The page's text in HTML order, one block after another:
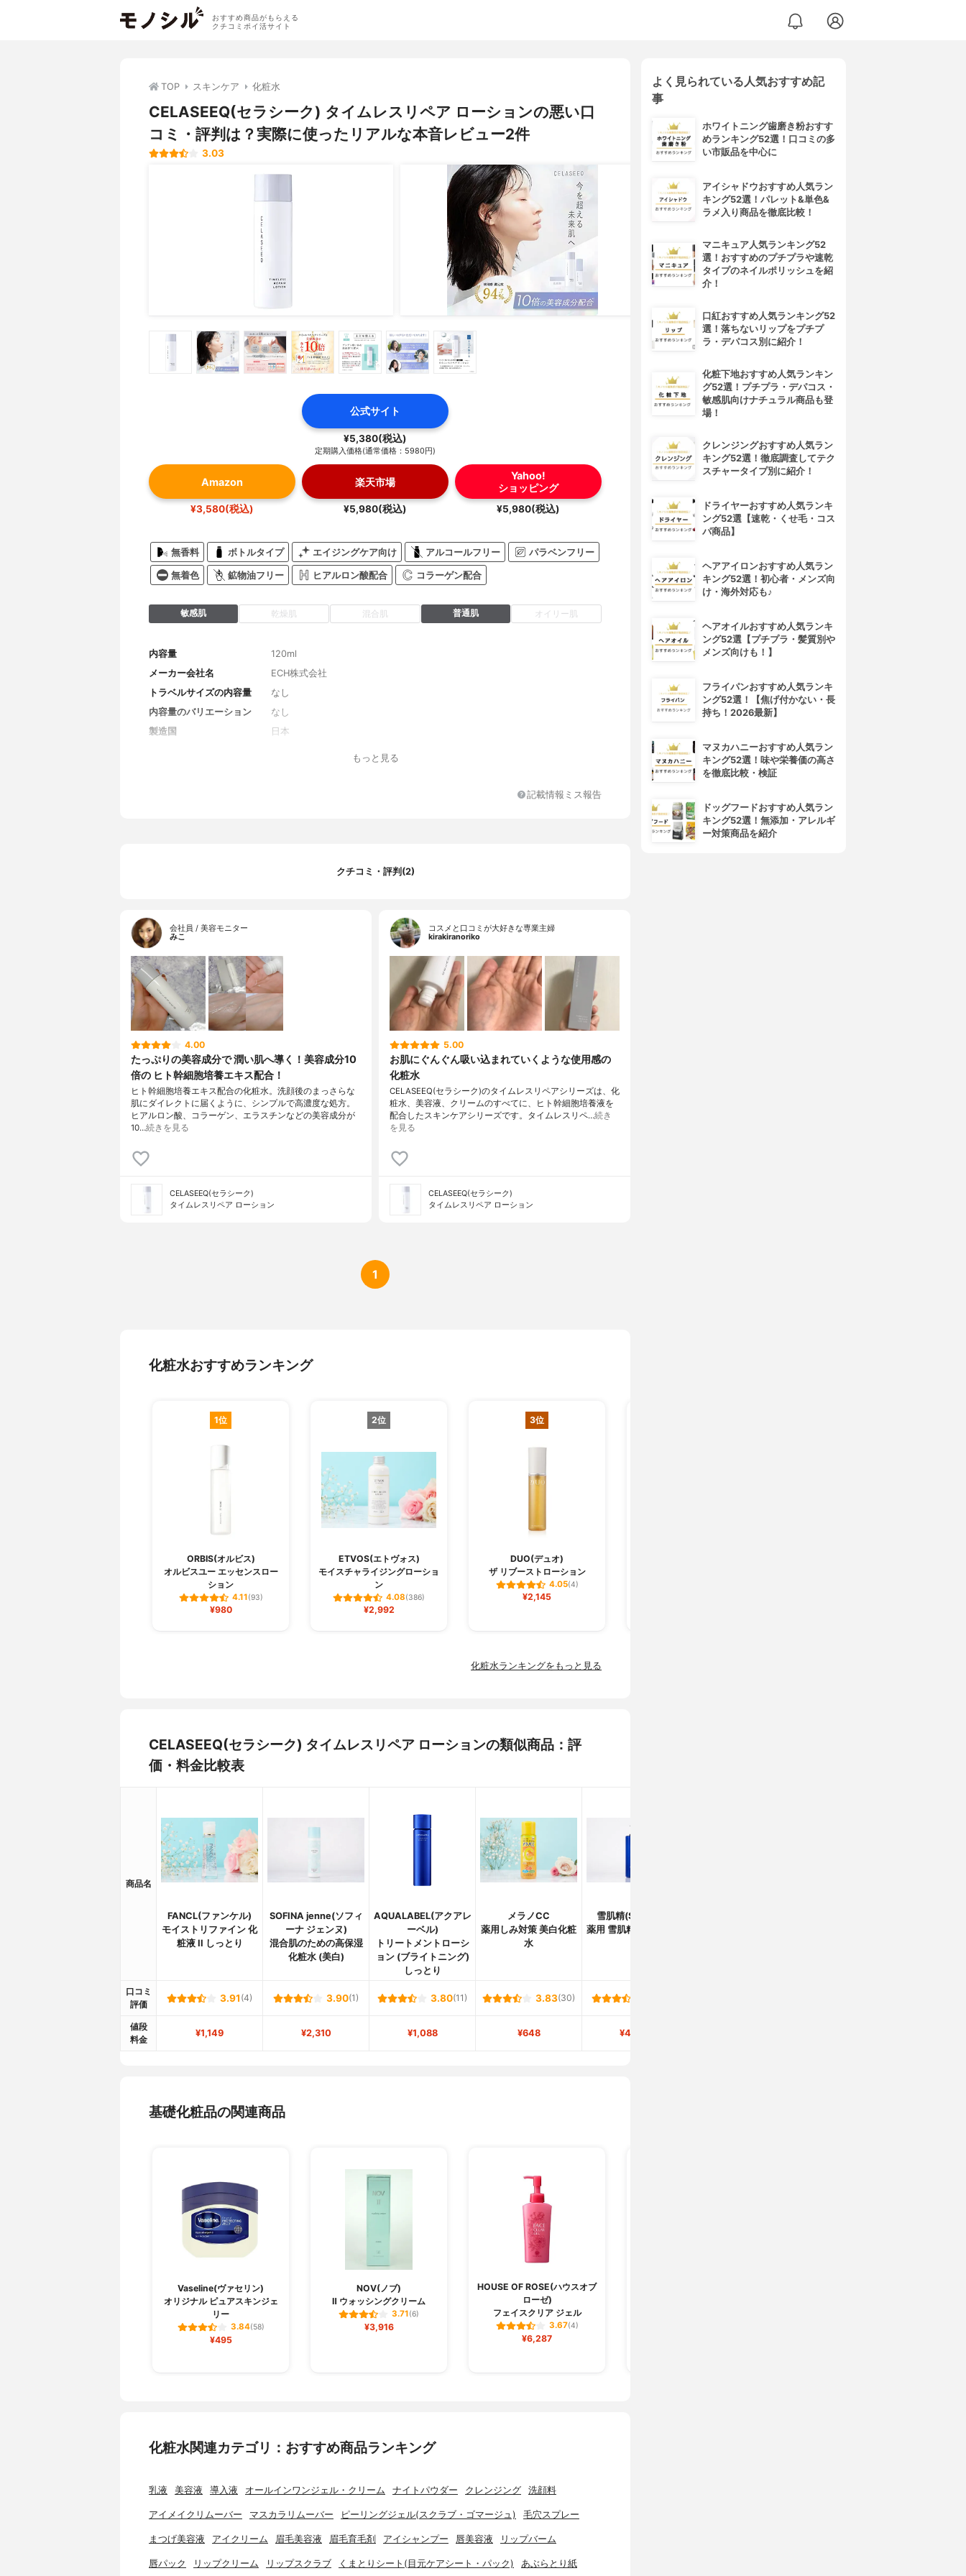
おすすめ商品がもらえる
クチコミポイ活サイト
TOP スキンケア 化粧水
CELASEEQ(セラシーク) タイムレスリペア ローションの悪い口
コミ・評判は？実際に使ったリアルな本音レビュー2件
3.03
公式サイト
¥5,380(税込)
定期購入価格(通常価格：5980円)
Amazon
¥3,580(税込)
楽天市場
¥5,980(税込)
Yahoo!
ショッピング
¥5,980(税込)
無香料 ボトルタイプ エイジングケア向け アルコールフリー パラベンフリー
無着色 鉱物油フリー ヒアルロン酸配合 コラーゲン配合
敏感肌 乾燥肌 混合肌 普通肌 オイリー肌
内容量
120ml
メーカー会社名
ECH株式会社
トラベルサイズの内容量
なし
内容量のバリエーション
なし
製造国
日本
もっと見る
記載情報ミス報告
クチコミ・評判(2)
会社員 / 美容モニター
みこ
4.00
たっぷりの美容成分で 潤い肌へ導く！美容成分10
倍の ヒト幹細胞培養エキス配合！
ヒト幹細胞培養エキス配合の化粧水。洗顔後のまっさらな
肌にダイレクトに届くように、シンプルで高濃度な処方。
ヒアルロン酸、コラーゲン、エラスチンなどの美容成分が
10…続きを見る
CELASEEQ(セラシーク)
タイムレスリペア ローション
コスメと口コミが大好きな専業主婦
kirakiranoriko
5.00
お肌にぐんぐん吸い込まれていくような使用感の
化粧水
CELASEEQ(セラシーク)のタイムレスリペアシリーズは、化
粧水、美容液、クリームのすべてに、ヒト幹細胞培養液を
配合したスキンケアシリーズです。タイムレスリペ…続き
を見る
CELASEEQ(セラシーク)
タイムレスリペア ローション
1
化粧水おすすめランキング
1位
ORBIS(オルビス)
オルビスユー エッセンスロー
ション
4.11(93)
¥980
2位
ETVOS(エトヴォス)
モイスチャライジングローショ
ン
4.08(386)
¥2,992
3位
DUO(デュオ)
ザ リブーストローション
4.05(4)
¥2,145
化粧水ランキングをもっと見る
CELASEEQ(セラシーク) タイムレスリペア ローションの類似商品：評
価・料金比較表
商品名
FANCL(ファンケル)
モイストリファイン 化
粧液 II しっとり
SOFINA jenne(ソフィ
ーナ ジェンヌ)
混合肌のための高保湿
化粧水 (美白)
AQUALABEL(アクアレ
ーベル)
トリートメントローシ
ョン (ブライトニング)
しっとり
メラノCC
薬用しみ対策 美白化粧
水
雪肌精(SEKKISEI)
薬用 雪肌精 エンリッチ
口コミ
評価
3.91 (4) 3.90(1) 3.80(11) 3.83(30)
値段
料金
¥1,149 ¥2,310 ¥1,088 ¥648 ¥4,233
基礎化粧品の関連商品
Vaseline(ヴァセリン)
オリジナル ピュアスキンジェ
リー
3.84(58)
¥495
NOV(ノブ)
Ⅱ ウォッシングクリーム
3.71(6)
¥3,916
HOUSE OF ROSE(ハウスオブ
ローゼ)
フェイスクリア ジェル
3.67(4)
¥6,287
化粧水関連カテゴリ：おすすめ商品ランキング
乳液 美容液 導入液 オールインワンジェル・クリーム ナイトパウダー クレンジング 洗顔料
アイメイクリムーバー マスカラリムーバー ピーリングジェル(スクラブ・ゴマージュ) 毛穴スプレー
まつげ美容液 アイクリーム 眉毛美容液 眉毛育毛剤 アイシャンプー 唇美容液 リップバーム
唇パック リップクリーム リップスクラブ くまとりシート(目元ケアシート・パック) あぶらとり紙
よく見られている人気おすすめ記
事
ホワイトニング歯磨き粉おすす
めランキング52選！口コミの多
い市販品を中心に
アイシャドウおすすめ人気ラン
キング52選！パレット&単色&
ラメ入り商品を徹底比較！
マニキュア人気ランキング52
選！おすすめのプチプラや速乾
タイプのネイルポリッシュを紹
介！
口紅おすすめ人気ランキング52
選！落ちないリップをプチプ
ラ・デパコス別に紹介！
化粧下地おすすめ人気ランキン
グ52選！プチプラ・デパコス・
敏感肌向けナチュラル商品も登
場！
クレンジングおすすめ人気ラン
キング52選！徹底調査してテク
スチャータイプ別に紹介！
ドライヤーおすすめ人気ランキ
ング52選【速乾・くせ毛・コス
パ商品】
ヘアアイロンおすすめ人気ラン
キング52選！初心者・メンズ向
け・海外対応も♪
ヘアオイルおすすめ人気ランキ
ング52選【プチプラ・髪質別や
メンズ向けも！】
フライパンおすすめ人気ランキ
ング52選！【焦げ付かない・長
持ち！2026最新】
マヌカハニーおすすめ人気ラン
キング52選！味や栄養価の高さ
を徹底比較・検証
ドッグフードおすすめ人気ラン
キング52選！無添加・アレルギ
ー対策商品を紹介